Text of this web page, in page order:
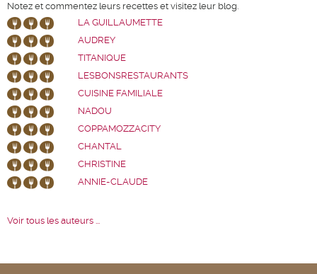
Notez et commentez leurs recettes et visitez leur blog.
LA GUILLAUMETTE
AUDREY
TITANIQUE
LESBONSRESTAURANTS
CUISINE FAMILIALE
NADOU
COPPAMOZZACITY
CHANTAL
CHRISTINE
ANNIE-CLAUDE
Voir tous les auteurs ...